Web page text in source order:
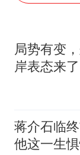
局势有变
岸表态来了
蒋介石临
他这一生